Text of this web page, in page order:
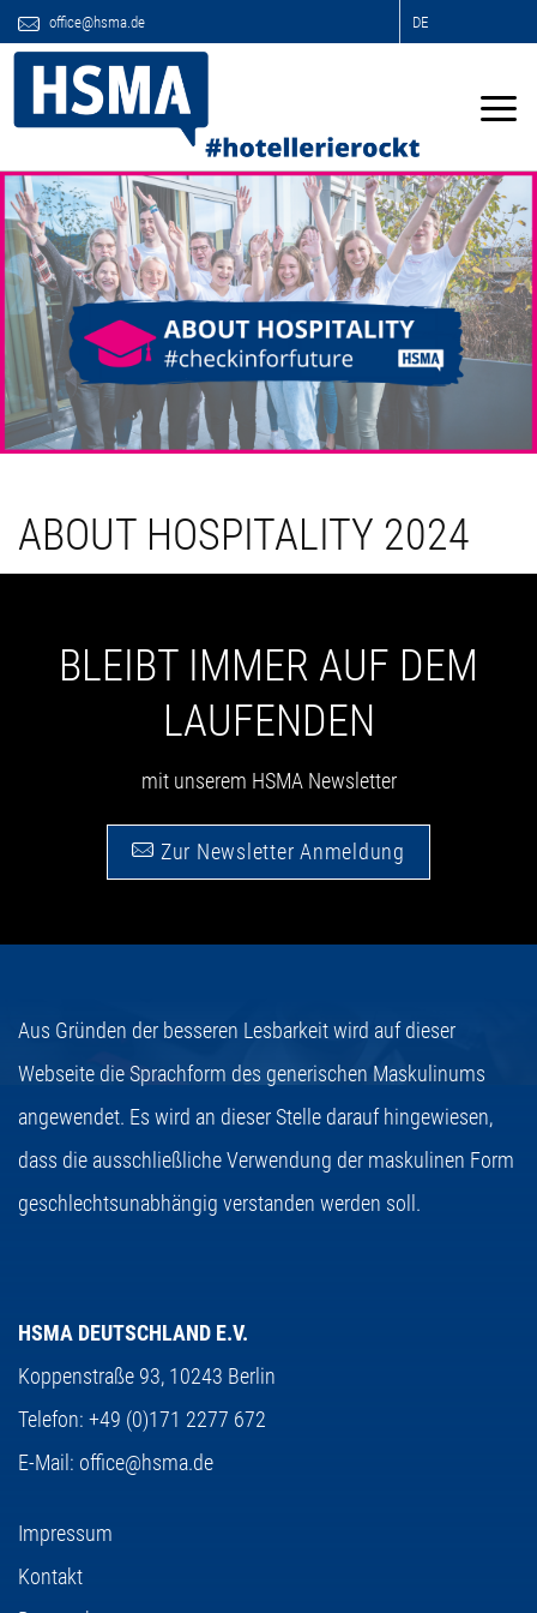
office@hsma.de DE
ABOUT HOSPITALITY 2024
BLEIBT IMMER AUF DEM
LAUFENDEN
mit unserem HSMA Newsletter
Zur Newsletter Anmeldung
Aus Gründen der besseren Lesbarkeit wird auf dieser
Webseite die Sprachform des generischen Maskulinums
angewendet. Es wird an dieser Stelle darauf hingewiesen,
dass die ausschließliche Verwendung der maskulinen Form
geschlechtsunabhängig verstanden werden soll.
HSMA DEUTSCHLAND E.V.
Koppenstraße 93, 10243 Berlin
Telefon: +49 (0)171 2277 672
E-Mail: office@hsma.de
Impressum
Kontakt